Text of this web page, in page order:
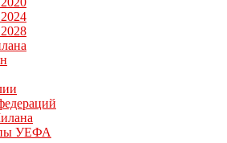
УЕФА